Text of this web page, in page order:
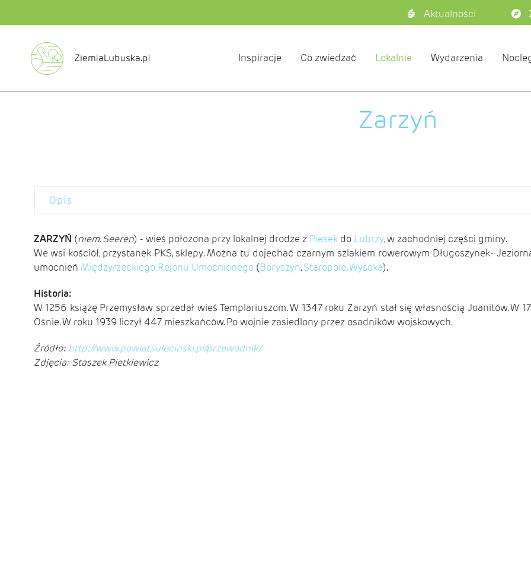
Aktualności
Inspiracje Co zwiedzać Lokalnie Wydarzenia
Zarzyń
Opis
ZARZYŃ (niem. Seeren) - wieś położona przy lokalnej drodze z Piesekdo Lubrzy, w zachodniej części gminy.
We wsi kościół, przystanek PKS, sklepy. Można tu dojechać czarnym szlakiem rowerowym Długoszynek-
umocnień Międzyrzeckiego Rejonu Umocnionego(Boryszyn,Staropole,Wysoka).
Historia:
W 1256 książę Przemysław sprzedał wieś Templariuszom. W 1347 roku Zarzyń stał się własnością Joanitów.
Ośnie. W roku 1939 liczył 447 mieszkańców. Po wojnie zasiedlony przez osadników wojskowych.
Źródło: http://www.powiatsulecinski.pl/przewodnik/
Zdjęcia: Staszek Pietkiewicz